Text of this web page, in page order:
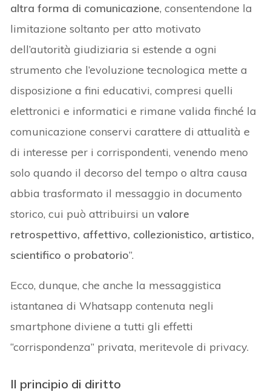
altra forma di comunicazione, consentendone la
limitazione soltanto per atto motivato
dell’autorità giudiziaria si estende a ogni
strumento che l’evoluzione tecnologica mette a
disposizione a fini educativi, compresi quelli
elettronici e informatici e rimane valida finché la
comunicazione conservi carattere di attualità e
di interesse per i corrispondenti, venendo meno
solo quando il decorso del tempo o altra causa
abbia trasformato il messaggio in documento
storico, cui può attribuirsi un valore
retrospettivo, affettivo, collezionistico, artistico,
scientifico o probatorio”.
Ecco, dunque, che anche la messaggistica
istantanea di Whatsapp contenuta negli
smartphone diviene a tutti gli effetti
“corrispondenza” privata, meritevole di privacy.
Il principio di diritto